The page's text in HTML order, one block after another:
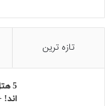
تازه ترین
5